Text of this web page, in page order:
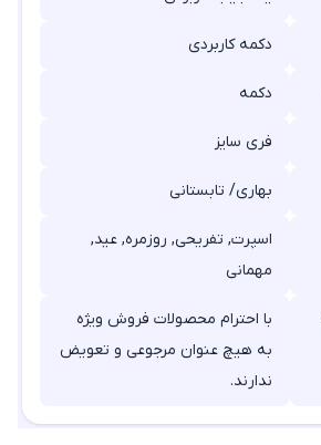
دکمه کاربردی
دکمه
فری سایز
بهاری/ تابستانی
اسپرت, تفریحی, روزمره, عید,
مهمانی
با احترام محصولات فروش ویژه
به هیچ عنوان مرجوعی و تعویض
ندارند.